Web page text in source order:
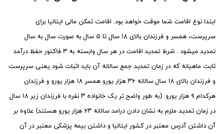
ابتدا نوع اقامت شما موقت خواهد بود. اقامت تمکن مالی ایتالیا برای
سرپرست، همسر و فرزندان بالای ۱۸ سال تا ۵ سال به صورت سال به سال
تمدید میشود . شرط تمدید اقامت در هر سال وابسته به ۳ فاکتور حفظ درآمد
ثابت ماهیانه که در زمان تمدید جمع سالانه آن باید اثبات شود یعنی سرپرست
و فرزندان بالای ۱۸ سال سالانه ۳۶ هزار یورو همسر ۱۸ هزار یورو و فرزندان
هرکدام ۹ هزار یورو. (به طور واضح تر یک خانواده ۳ نفره با فرزندان زیر ۱۸ سال
در زمان تمدید ملزم به نشان دادن درامد سالانه ۶۳ هزار یورو هستند) علاوه بر
آن داشتن آدرس معتبر در کشور ایتالیا و داشتن بیمه پزشکی معتبر در آن